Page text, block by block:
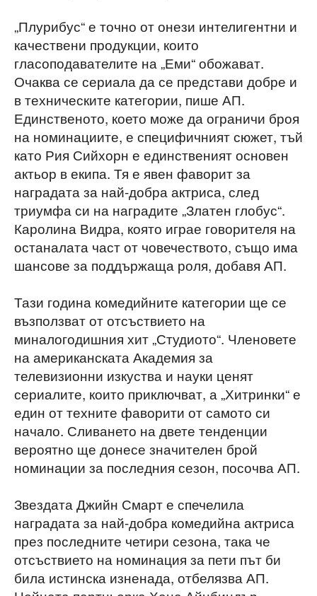
„Плурибус“ е точно от онези интелигентни и
качествени продукции, които
гласоподавателите на „Еми“ обожават.
Очаква се сериала да се представи добре и
в техническите категории, пише АП.
Единственото, което може да ограничи броя
на номинациите, е специфичният сюжет, тъй
като Рия Сийхорн е единственият основен
актьор в екипа. Тя е явен фаворит за
наградата за най-добра актриса, след
триумфа си на наградите „Златен глобус“.
Каролина Видра, която играе говорителя на
останалата част от човечеството, също има
шансове за поддържаща роля, добавя АП.
Тази година комедийните категории ще се
възползват от отсъствието на
миналогодишния хит „Студиото“. Членовете
на американската Академия за
телевизионни изкуства и науки ценят
сериалите, които приключват, а „Хитринки“ е
един от техните фаворити от самото си
начало. Сливането на двете тенденции
вероятно ще донесе значителен брой
номинации за последния сезон, посочва АП.
Звездата Джийн Смарт е спечелила
наградата за най-добра комедийна актриса
през последните четири сезона, така че
отсъствието на номинация за пети път би
била истинска изненада, отбелязва АП.